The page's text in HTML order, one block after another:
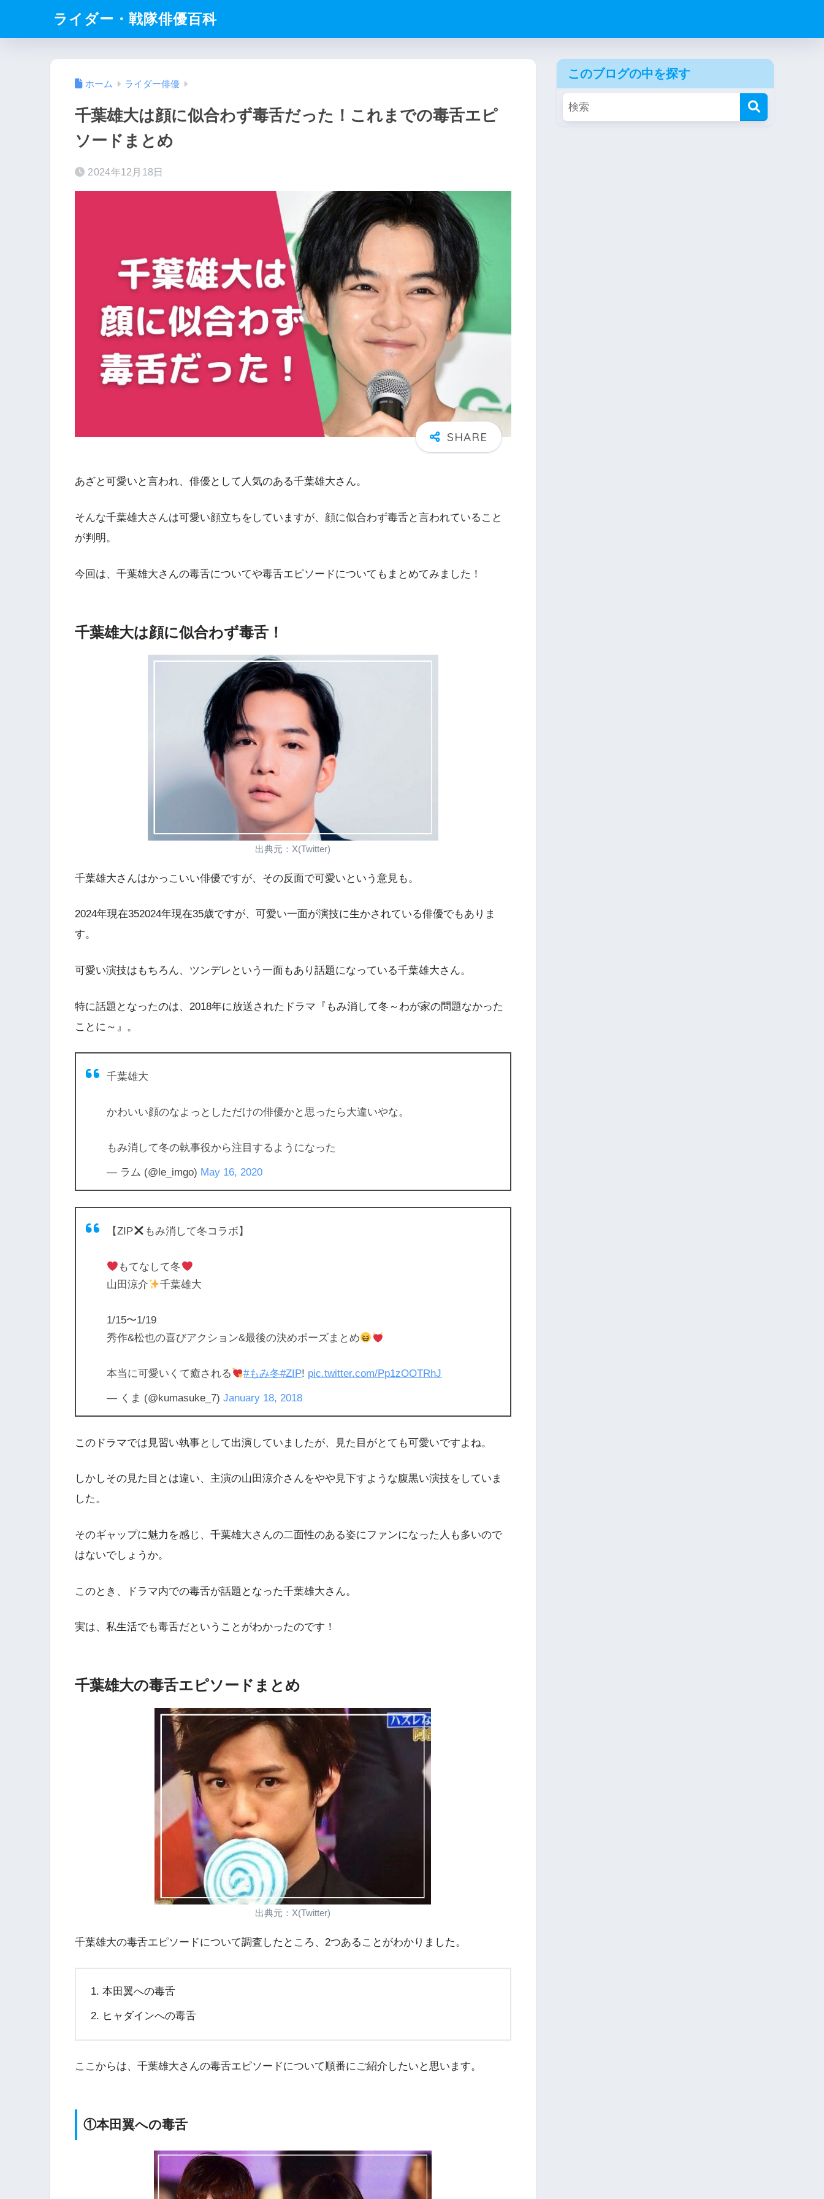
ライダー・戦隊俳優百科
ホーム ライダー俳優
千葉雄大は顔に似合わず毒舌だった！これまでの毒舌エピ
ソードまとめ
2024年12月18日
あざと可愛いと言われ、俳優として人気のある千葉雄大さん。
そんな千葉雄大さんは可愛い顔立ちをしていますが、顔に似合わず毒舌と言われていること
が判明。
今回は、千葉雄大さんの毒舌についてや毒舌エピソードについてもまとめてみました！
千葉雄大は顔に似合わず毒舌！
出典元：X(Twitter)
千葉雄大さんはかっこいい俳優ですが、その反面で可愛いという意見も。
2024年現在352024年現在35歳ですが、 可愛い一面が演技に生かされている俳優でもありま
す。
可愛い演技はもちろん、ツンデレという一面もあり話題になっている千葉雄大さん。
特に話題となったのは、2018年に放送されたドラマ『もみ消して冬～わが家の問題なかった
ことに～』。
千葉雄大
かわいい顔のなよっとしただけの俳優かと思ったら大違いやな。
もみ消して冬の執事役から注目するようになった
— ラム (@le_imgo) May 16, 2020
【ZIP もみ消して冬コラボ】
もてなして冬
山田涼介
千葉雄大
1/15〜1/19
秀作&松也の喜びアクション&最後の決めポーズまとめ
本当に可愛いくて癒される #もみ冬#ZIP! pic.twitter.com/Pp1zOOTRhJ
— くま (@kumasuke_7) January 18, 2018
このドラマでは見習い執事として出演していましたが、見た目がとても可愛いですよね。
しかしその見た目とは違い、主演の山田涼介さんをやや見下すような腹黒い演技をしていま
した。
そのギャップに魅力を感じ、 千葉雄大さんの二面性のある姿にファンになった人も多いので
はないでしょうか。
このとき、 ドラマ内での毒舌が話題 となった千葉雄大さん。
実は、私生活でも毒舌だということがわかったのです！
千葉雄大の毒舌エピソードまとめ
出典元：X(Twitter)
千葉雄大の毒舌エピソードについて調査したところ、2つあることがわかりました。
本田翼への毒舌
ヒャダインへの毒舌
ここからは、千葉雄大さんの毒舌エピソードについて順番にご紹介したいと思います。
①本田翼への毒舌
このブログの中を探す